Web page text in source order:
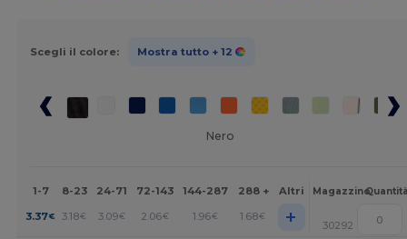
Scegli il colore: Mostra tutto + 12
Nero
1-7 8-23 24-71 72-143 144-287 288 + Altri Magazzino
3.37€ 3.18€ 3.09€ 2.06€ 1.96€ 1.68€ + 30292